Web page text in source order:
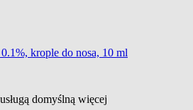
krople do nosa, 10 ml
domyślną więcej